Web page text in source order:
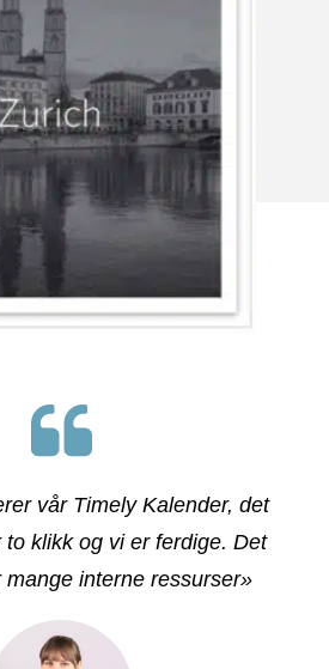
vår Timely Kalender, det
klikk og vi er ferdige. Det
mange interne ressurser»